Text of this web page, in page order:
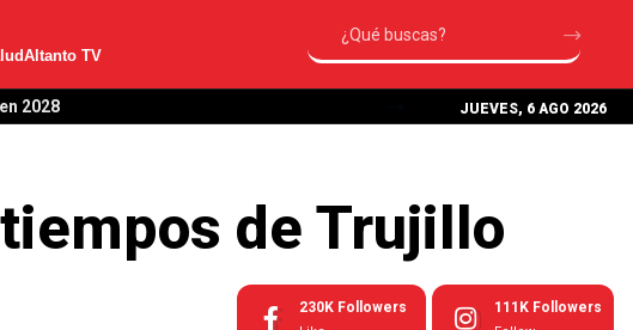
Altanto TV
2028 JUEVES, 6 AGO 2026
de Trujillo
230K Followers 111K Followers